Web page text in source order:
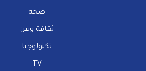
صحة
ثقافة وفن
تكنولوجيا
TV